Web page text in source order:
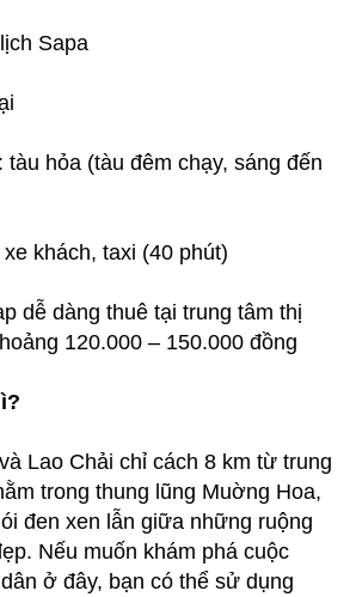
Sapa
tàu hỏa (tàu đêm chạy, sáng đến
khách, taxi (40 phút)
dễ dàng thuê tại trung tâm thị
120.000 – 150.000 đồng
Lao Chải chỉ cách 8 km từ trung
trong thung lũng Muờng Hoa,
đen xen lẫn giữa những ruộng
Nếu muốn khám phá cuộc
ở đây, bạn có thể sử dụng